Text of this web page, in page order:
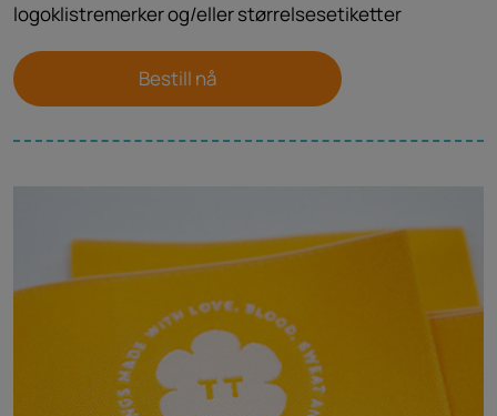
logoklistremerker og/eller størrelsesetiketter
Bestill nå